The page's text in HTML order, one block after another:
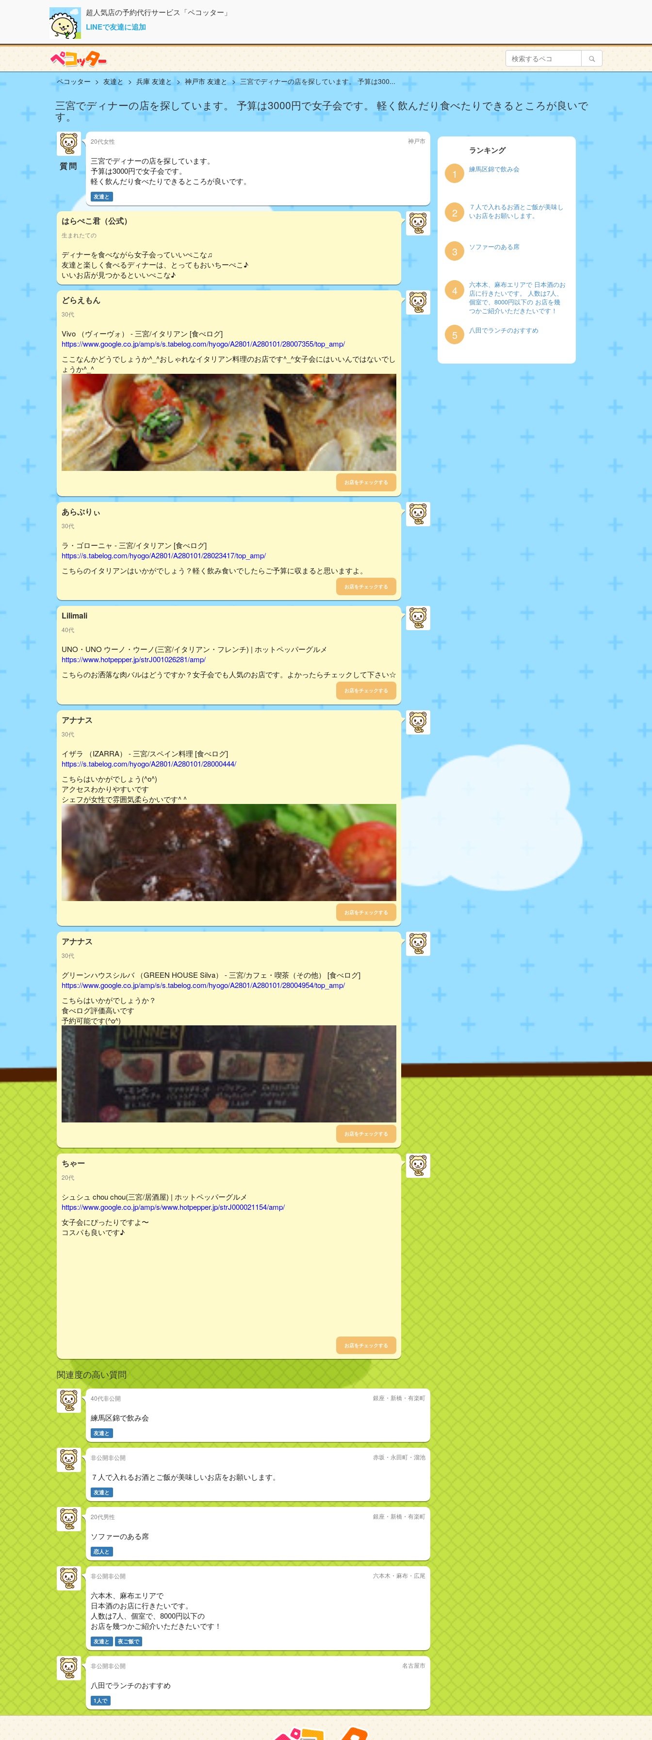
超人気店の予約代行サービス「ペコッター」
LINEで友達に追加
ペコッター 友達と 兵庫 友達と 神戸市 友達と 三宮でディナーの店を探しています。 予算は300...
三宮でディナーの店を探しています。 予算は3000円で女子会です。 軽く飲んだり食べたりできるところが良いで
す。
質問
20代女性 神戸市
三宮でディナーの店を探しています。
予算は3000円で女子会です。
軽く飲んだり食べたりできるところが良いです。
友達と
はらぺこ君（公式）
生まれたての
ディナーを食べながら女子会っていいぺこな♫
友達と楽しく食べるディナーは、とってもおいちーぺこ♪
いいお店が見つかるといいぺこな♪
どらえもん
30代
Vivo （ヴィーヴォ） - 三宮/イタリアン [食べログ]
https://www.google.co.jp/amp/s/s.tabelog.com/hyogo/A2801/A280101/28007355/top_amp/
ここなんかどうでしょうか^_^おしゃれなイタリアン料理のお店です^_^女子会にはいいんではないでし
ょうか^_^
お店をチェックする
あらぶりぃ
30代
ラ・ゴローニャ - 三宮/イタリアン [食べログ]
https://s.tabelog.com/hyogo/A2801/A280101/28023417/top_amp/
こちらのイタリアンはいかがでしょう？軽く飲み食いでしたらご予算に収まると思いますよ。
お店をチェックする
Lilimali
40代
UNO・UNO ウーノ・ウーノ(三宮/イタリアン・フレンチ) | ホットペッパーグルメ
https://www.hotpepper.jp/strJ001026281/amp/
こちらのお洒落な肉バルはどうですか？女子会でも人気のお店です。よかったらチェックして下さい☆
お店をチェックする
アナナス
30代
イザラ （IZARRA） - 三宮/スペイン料理 [食べログ]
https://s.tabelog.com/hyogo/A2801/A280101/28000444/
こちらはいかがでしょう(^o^)
アクセスわかりやすいです
シェフが女性で雰囲気柔らかいです^ ^
お店をチェックする
アナナス
30代
グリーンハウスシルバ （GREEN HOUSE Silva） - 三宮/カフェ・喫茶（その他） [食べログ]
https://www.google.co.jp/amp/s/s.tabelog.com/hyogo/A2801/A280101/28004954/top_amp/
こちらはいかがでしょうか？
食べログ評価高いです
予約可能です(^o^)
お店をチェックする
ちゃー
20代
シュシュ chou chou(三宮/居酒屋) | ホットペッパーグルメ
https://www.google.co.jp/amp/s/www.hotpepper.jp/strJ000021154/amp/
女子会にぴったりですよ〜
コスパも良いです♪
お店をチェックする
関連度の高い質問
40代非公開 銀座・新橋・有楽町
練馬区錦で飲み会
友達と
非公開非公開 赤坂・永田町・溜池
７人で入れるお酒とご飯が美味しいお店をお願いします。
友達と
20代男性 銀座・新橋・有楽町
ソファーのある席
恋人と
非公開非公開 六本木・麻布・広尾
六本木、麻布エリアで
日本酒のお店に行きたいです。
人数は7人、個室で、8000円以下の
お店を幾つかご紹介いただきたいです！
友達と 夜ご飯で
非公開非公開 名古屋市
八田でランチのおすすめ
1人で
ランキング
1 練馬区錦で飲み会
2
７人で入れるお酒とご飯が美味し
いお店をお願いします。
3 ソファーのある席
4
六本木、麻布エリアで 日本酒のお
店に行きたいです。 人数は7人、
個室で、8000円以下の お店を幾
つかご紹介いただきたいです！
5 八田でランチのおすすめ